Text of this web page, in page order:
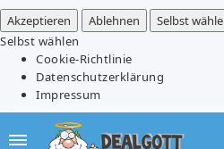
Akzeptieren
Ablehnen Selbst
Selbst wählen
Cookie-Richtlinie
Datenschutzerklärung
Impressum